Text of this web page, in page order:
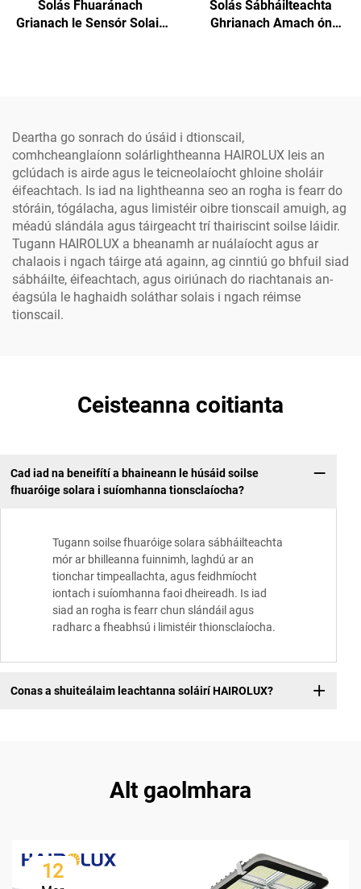
Solás Fhuaránach
Grianach le Sensór Solais
Solás Sábháilteachta
Ghrianach Amach ón
Deartha go sonrach do úsáid i dtionscail,
comhcheanglaíonn solárlightheanna HAIROLUX leis an
gclúdach is airde agus le teicneolaíocht ghloine sholáir
éifeachtach. Is iad na lightheanna seo an rogha is fearr do
stóráin, tógálacha, agus limistéir oibre tionscail amuigh, ag
méadú slándála agus táirgeacht trí thairiscint soilse láidir.
Tugann HAIROLUX a bheanamh ar nuálaíocht agus ar
chalaois i ngach táirge atá againn, ag cinntiú go bhfuil siad
sábháilte, éifeachtach, agus oiriúnach do riachtanais an-
éagsúla le haghaidh soláthar solais i ngach réimse
tionscail.
Ceisteanna coitianta
Cad iad na beneifítí a bhaineann le húsáid soilse
fhuaróige solara i suíomhanna tionsclaíocha?
Tugann soilse fhuaróige solara sábháilteachta
mór ar bhilleanna fuinnimh, laghdú ar an
tionchar timpeallachta, agus feidhmíocht
iontach i suíomhanna faoi dheireadh. Is iad
siad an rogha is fearr chun slándáil agus
radharc a fheabhsú i limistéir thionsclaíocha.
Conas a shuiteálaim leachtanna soláirí HAIROLUX?
Alt gaolmhara
12